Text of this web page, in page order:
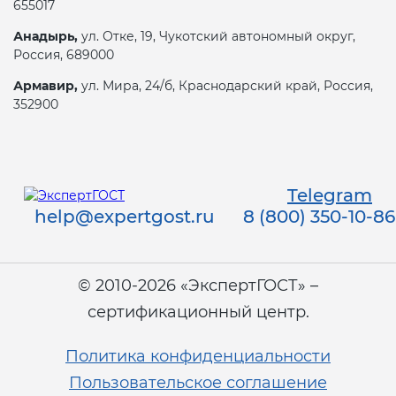
655017
Анадырь, ул. Отке, 19, Чукотский автономный округ,
Россия, 689000
Армавир, ул. Мира, 24/б, Краснодарский край, Россия,
352900
Telegram
help@expertgost.ru
8 (800) 350-10-86
© 2010-2026 «ЭкспертГОСТ» –
сертификационный центр.
Политика конфиденциальности
Пользовательское соглашение
Сертификация спортивных
Остальное
Декларация ТР ТС
Декларирование косметики (ТР
по схеме 5Д (ТР ТС 010)
продукции (ТР ТС 021)
Декларирование алкогольной
Декларирование